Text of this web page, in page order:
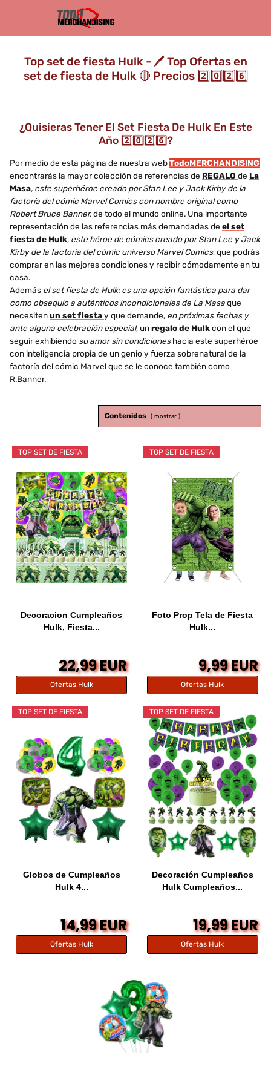
Top set de fiesta Hulk - 🖊️ Top Ofertas en
set de fiesta de Hulk 🔴 Precios 2️⃣0️⃣2️⃣6️⃣
¿Quisieras Tener El Set Fiesta De Hulk En Este
Año 2️⃣0️⃣2️⃣6️⃣?
Por medio de esta página de nuestra webTodoMERCHANDISING
encontrarás la mayor colección de referencias de REGALO de La
Masa, este superhéroe creado por Stan Lee y Jack Kirby de la
factoría del cómic Marvel Comics con nombre original como
Robert Bruce Banner,de todo el mundo online. Una importante
representación de las referencias más demandadas de el set
fiesta de Hulk, este héroe de cómics creado por Stan Lee y Jack
Kirby de la factoría del cómic universo Marvel Comics, que podrás
comprar en las mejores condiciones y recibir cómodamente en tu
casa.
Además el set fiesta de Hulk: es una opción fantástica para dar
como obsequio a auténticos incondicionales de La Masaque
necesitenun set fiestay que demande, en próximas fechas y
ante alguna celebración especial, unregalo de Hulkcon el que
seguir exhibiendo su amor sin condicioneshacia este superhéroe
con inteligencia propia de un genio y fuerza sobrenatural de la
factoría del cómic Marvel que se le conoce también como
R.Banner.
Contenidos mostrar
TOP SET DE FIESTA
Decoracion Cumpleaños
Hulk, Fiesta...
22,99 EUR
Ofertas Hulk
TOP SET DE FIESTA
Foto Prop Tela de Fiesta
Hulk...
9,99 EUR
Ofertas Hulk
TOP SET DE FIESTA
Globos de Cumpleaños
Hulk 4...
14,99 EUR
Ofertas Hulk
TOP SET DE FIESTA
Decoración Cumpleaños
Hulk Cumpleaños...
19,99 EUR
Ofertas Hulk